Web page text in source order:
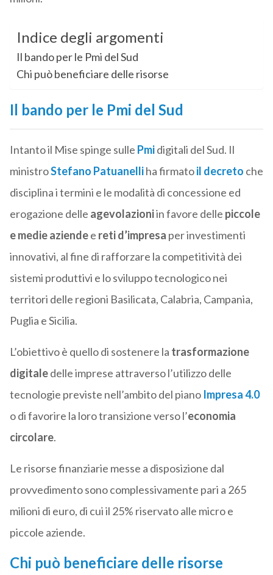
Indice degli argomenti
Il bando per le Pmi del Sud
Chi può beneficiare delle risorse
Il bando per le Pmi del Sud
Intanto il Mise spinge sulle Pmidigitali del Sud. Il
ministroStefano Patuanelliha firmatoil decreto che
disciplina i termini e le modalità di concessione ed
erogazione delle agevolazioniin favore delle piccole
e medie aziendee reti d’impresa per investimenti
innovativi, al fine di rafforzare la competitività dei
sistemi produttivi e lo sviluppo tecnologico nei
territori delle regioni Basilicata, Calabria, Campania,
Puglia e Sicilia.
L’obiettivo è quello di sostenere la trasformazione
digitaledelle imprese attraverso l’utilizzo delle
tecnologie previste nell’ambito del pianoImpresa 4.0
o di favorire la loro transizione verso l’economia
circolare.
Le risorse finanziarie messe a disposizione dal
provvedimento sono complessivamente pari a 265
milioni di euro, di cui il 25% riservato alle micro e
piccole aziende.
Chi può beneficiare delle risorse